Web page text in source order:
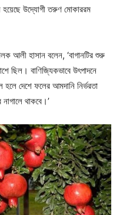
উদ্যোগী তরুণ মোকাররম
আলী হাসান বলেন, ‘বাগানটির শুরু
ছিল। বাণিজ্যিকভাবে উৎপাদনে
দেশে ফলের আমদানি নির্ভরতা
থাকবে।’